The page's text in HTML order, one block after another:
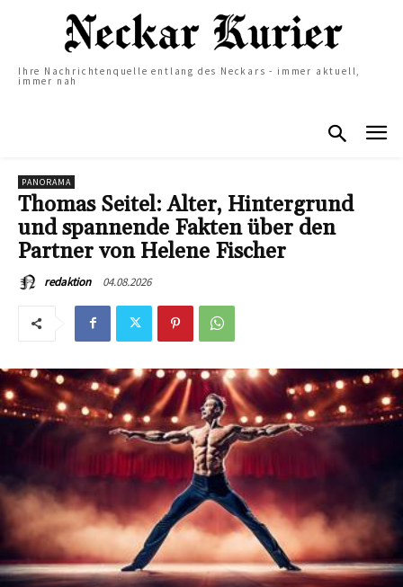
Ihre Nachrichtenquelle entlang des Neckars - immer aktuell,
immer nah
PANORAMA
Thomas Seitel: Alter, Hintergrund
und spannende Fakten über den
Partner von Helene Fischer
redaktion 04.08.2026